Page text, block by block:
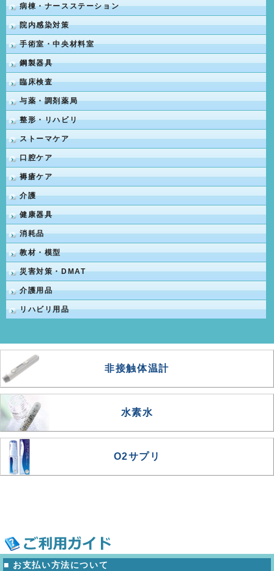
病棟・ナースステーション
院内感染対策
手術室・中央材料室
鋼製器具
臨床検査
与薬・調剤薬局
整形・リハビリ
ストーマケア
口腔ケア
褥瘡ケア
介護
健康器具
消耗品
教材・模型
災害対策・DMAT
介護用品
リハビリ用品
非接触体温計
水素水
O2サプリ
■ お支払い方法について